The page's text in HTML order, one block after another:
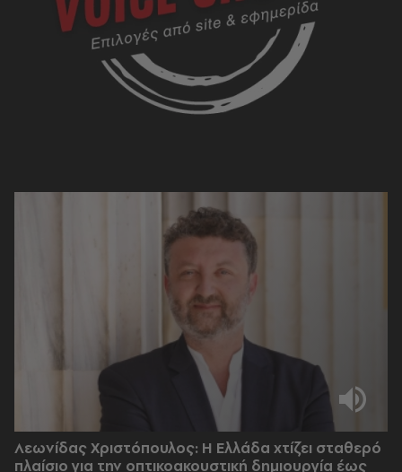
Λεωνίδας Χριστόπουλος: Η Ελλάδα χτίζει σταθερό
πλαίσιο για την οπτικοακουστική δημιουργία έως